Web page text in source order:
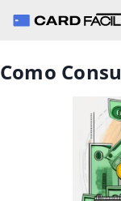
Como